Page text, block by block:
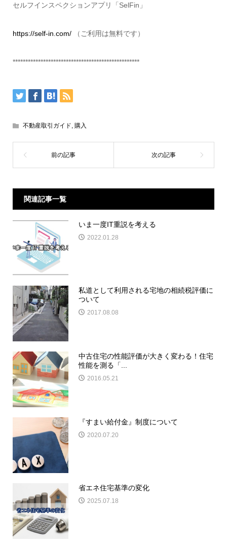
セルフインスペクションアプリ「SelFin」
https://self-in.com/（ご利用は無料です）
**************************************************
不動産取引ガイド, 購入
関連記事一覧
いま一度IT重説を考える
2022.01.28
私道として利用される宅地の相続税評価に
ついて
2017.08.08
中古住宅の性能評価が大きく変わる！住宅
性能を測る「...
2016.05.21
『すまい給付金』制度について
2020.07.20
省エネ住宅基準の変化
2025.07.18